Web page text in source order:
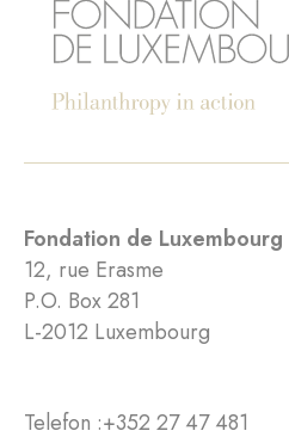
Fondation de Luxembourg
12, rue Erasme
P.O. Box 281
L-2012 Luxembourg
Telefon :+352 27 47 481